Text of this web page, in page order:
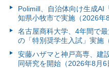
Polimill、自治体向け生成AI
知県小牧市で実施（2026年8
名古屋商科大学、4年間で
の「特別奨学生入試」実施
安藤ハザマと神戸高専、建
同研究を開始（2026年8月6